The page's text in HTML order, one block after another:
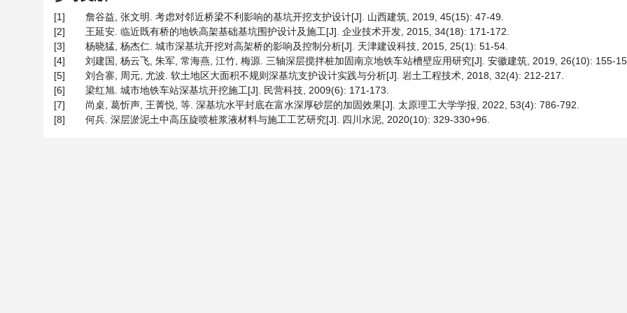
[1]
詹谷益, 张文明. 考虑对邻近桥梁不利影响的基坑开挖支护设计[J]. 山西建筑, 2019, 45(15): 47-49.
[2]
王延安. 临近既有桥的地铁高架基础基坑围护设计及施工[J]. 企业技术开发, 2015, 34(18): 171-172.
[3]
杨晓猛, 杨杰仁. 城市深基坑开挖对高架桥的影响及控制分析[J]. 天津建设科技, 2015, 25(1): 51-54.
[4]
刘建国, 杨云飞, 朱军, 常海燕, 江竹, 梅源. 三轴深层搅拌桩加固南京地铁车站槽壁应用研究[J]. 安徽建筑, 2019, 26(10): 155-
[5]
刘合寨, 周元, 尤波. 软土地区大面积不规则深基坑支护设计实践与分析[J]. 岩土工程技术, 2018, 32(4): 212-217.
[6]
梁红旭. 城市地铁车站深基坑开挖施工[J]. 民营科技, 2009(6): 171-173.
[7]
尚桌, 葛忻声, 王菁悦, 等. 深基坑水平封底在富水深厚砂层的加固效果[J]. 太原理工大学学报, 2022, 53(4): 786-792.
[8]
何兵. 深层淤泥土中高压旋喷桩浆液材料与施工工艺研究[J]. 四川水泥, 2020(10): 329-330+96.